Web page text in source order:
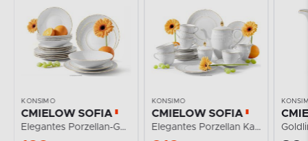
KONSIMO
CMIELOW SOFIA
Elegantes Porzellan Kaffeeservice Goldlinie...
KONSIMO
CMIELOW SOFIA
Goldlinie Porzellan Milchkännchen